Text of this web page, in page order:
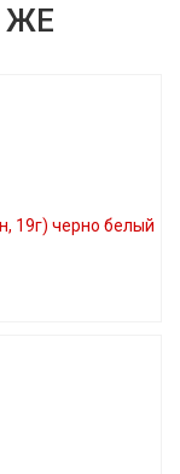
ЖЕ
19г) черно белый